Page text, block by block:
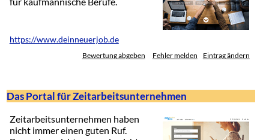
https://www.deinneuerjob.de
Bewertung abgeben Fehler melden Eintrag ändern
Das Portal für Zeitarbeitsunternehmen
Zeitarbeitsunternehmen haben
nicht immer einen guten Ruf.